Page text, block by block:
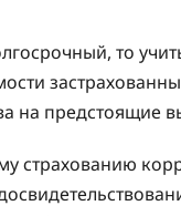
то
на предстоящие
страхованию